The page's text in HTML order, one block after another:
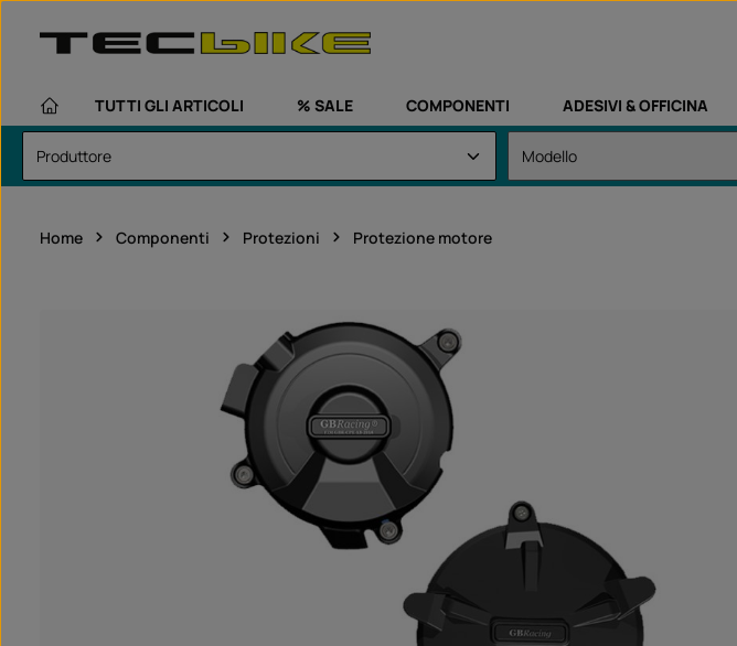
TUTTI GLI ARTICOLI % SALE COMPONENTI ADESIVI & OFFICINA
Home Componenti Protezioni Protezione motore